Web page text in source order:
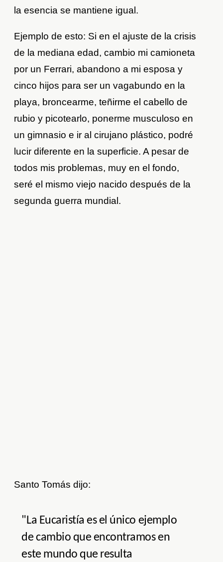
la esencia se mantiene igual.
Ejemplo de esto: Si en el ajuste de la crisis
de la mediana edad, cambio mi camioneta
por un Ferrari, abandono a mi esposa y
cinco hijos para ser un vagabundo en la
playa, broncearme, teñirme el cabello de
rubio y picotearlo, ponerme musculoso en
un gimnasio e ir al cirujano plástico, podré
lucir diferente en la superficie. A pesar de
todos mis problemas, muy en el fondo,
seré el mismo viejo nacido después de la
segunda guerra mundial.
Santo Tomás dijo:
"La Eucaristía es el único ejemplo
de cambio que encontramos en
este mundo que resulta